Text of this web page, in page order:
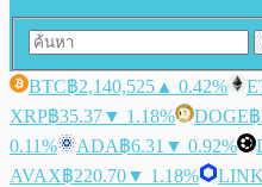
BTC฿2,140,525 ▲ 0.42%
XRP฿35.37▼ 1.18% DOGE
0.11%
ADA฿6.31 ▼ 0.92%
AVAX฿220.70▼ 1.18% LINK